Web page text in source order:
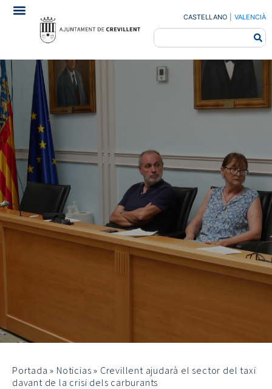
CASTELLANO VALENCIÀ
Portada » Noticias » Crevillent ajudarà el sector del taxi
davant de la crisi dels carburants